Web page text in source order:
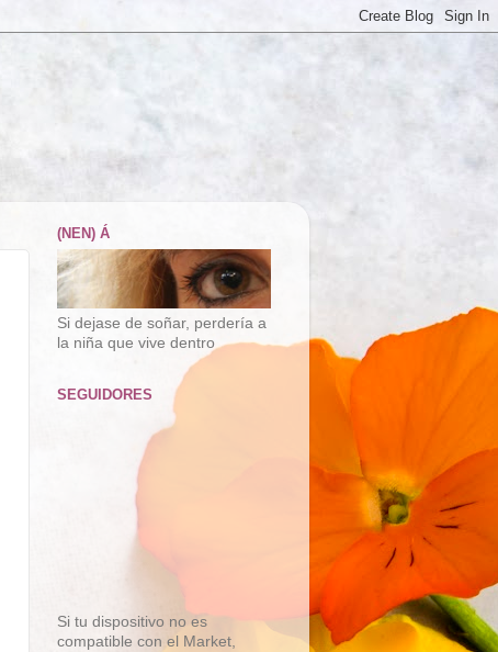
(NEN) Á
Si dejase de soñar, perdería a
la niña que vive dentro
SEGUIDORES
Si tu dispositivo no es
compatible con el Market,